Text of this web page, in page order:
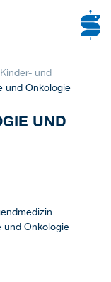
Kinder- und
und Onkologie
UND
und Onkologie